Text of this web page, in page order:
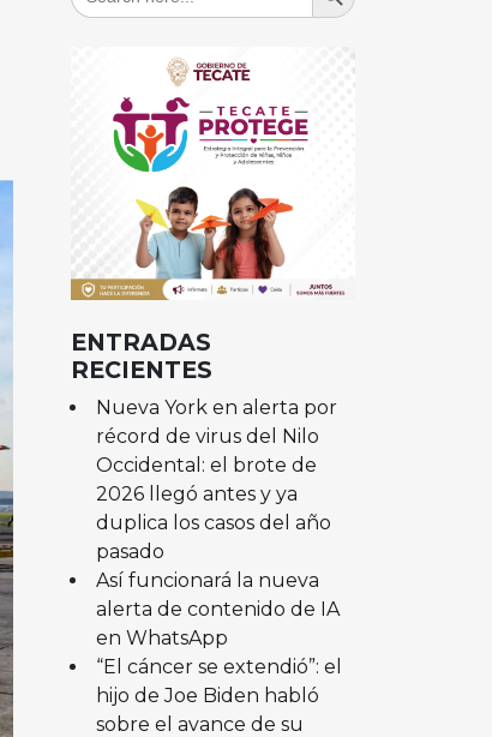
ENTRADAS
RECIENTES
Nueva York en alerta por
récord de virus del Nilo
Occidental: el brote de
2026 llegó antes y ya
duplica los casos del año
pasado
Así funcionará la nueva
alerta de contenido de IA
en WhatsApp
“El cáncer se extendió”: el
hijo de Joe Biden habló
sobre el avance de su